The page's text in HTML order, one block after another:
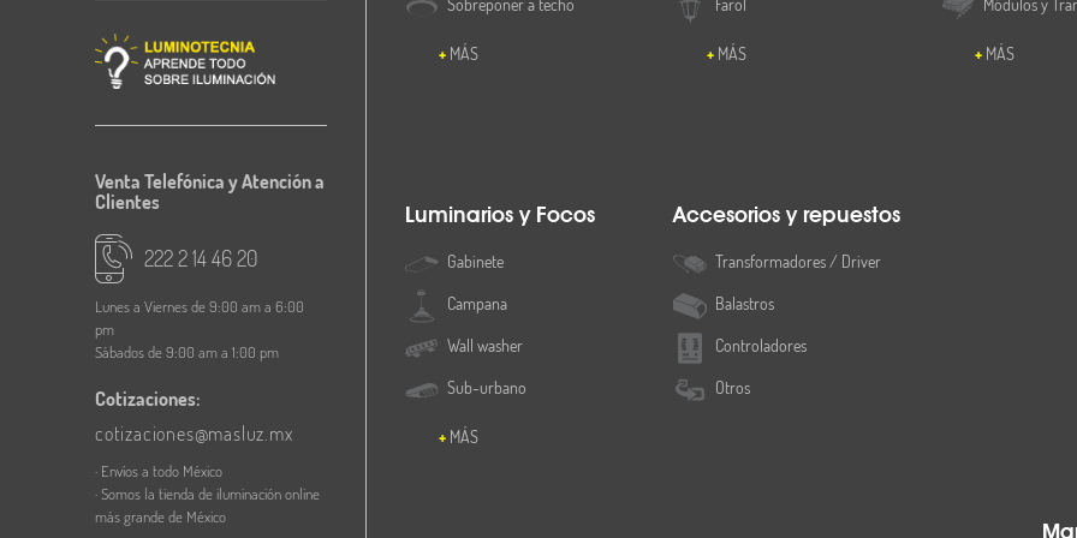
Venta Telefónica y Atención a
Clientes
222 2 14 46 20
Lunes a Viernes de 9:00 am a 6:00
pm
Sábados de 9:00 am a 1:00 pm
Cotizaciones:
cotizaciones@masluz.mx
· Envíos a todo México
· Somos la tienda de iluminación online
más grande de México
Sobreponer a techo
MÁS
Farol
MÁS
Módulos y
MÁS
Luminarios y Focos
Gabinete
Campana
Wall washer
Sub-urbano
MÁS
Accesorios y repuestos
Transformadores / Driver
Balastros
Controladores
Otros